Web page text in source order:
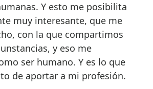
Y esto me posibilita
muy interesante, que me
con la que compartimos
y eso me
ser humano. Y es lo que
de aportar a mi profesión.